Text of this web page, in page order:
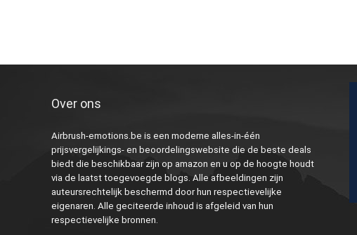
Over ons
Airbrush-emotions.be is een moderne alles-in-één
prijsvergelijkings- en beoordelingswebsite die de beste deals
biedt die beschikbaar zijn op amazon en u op de hoogte houdt
via de laatst toegevoegde blogs. Alle afbeeldingen zijn
auteursrechtelijk beschermd door hun respectievelijke
eigenaren. Alle geciteerde inhoud is afgeleid van hun
respectievelijke bronnen.